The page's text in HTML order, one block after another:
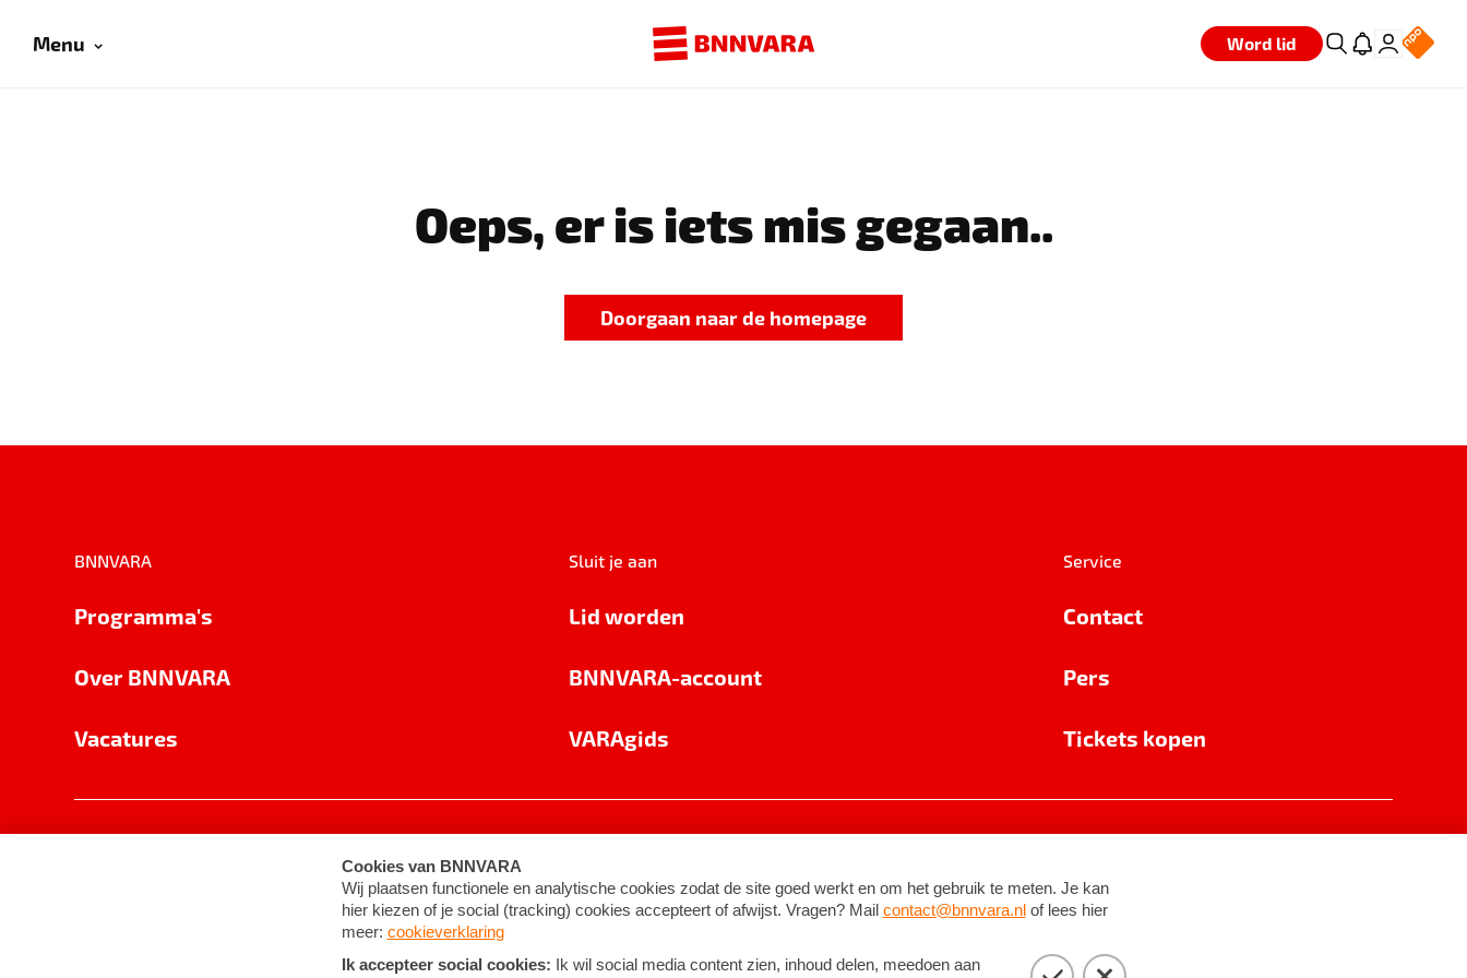
Menu Word lid
Oeps, er is iets mis gegaan..
Doorgaan naar de homepage
BNNVARA
Programma's
Over BNNVARA
Vacatures
Sluit je aan
Lid worden
BNNVARA-account
VARAgids
Service
Contact
Pers
Tickets kopen
Cookie-instellingen Algemene voorwaarden ©2026BNNVARA